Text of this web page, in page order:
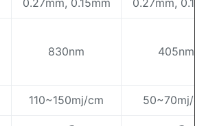
0.27mm, 0.15mm 0.27mm,
830nm 405nm
110~150mj/cm 50~70mj/